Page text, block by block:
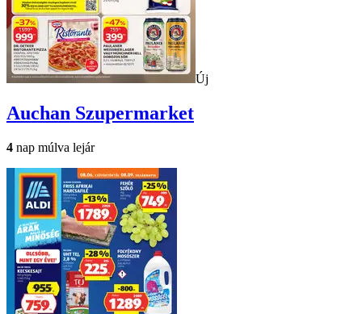
Új
Auchan Szupermarket
4 nap múlva lejár